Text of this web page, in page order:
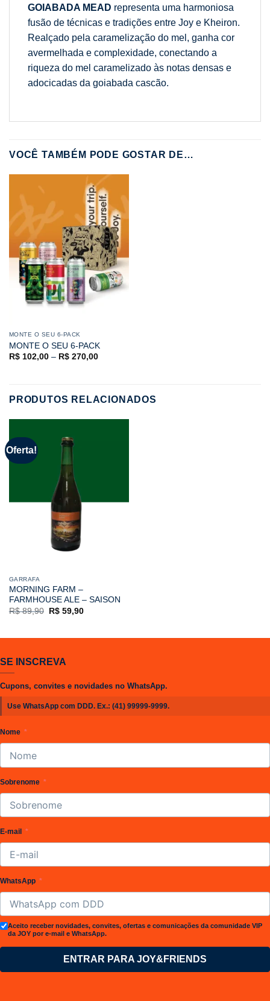
GOIABADA MEAD representa uma harmoniosa
fusão de técnicas e tradições entre Joy e Kheiron.
Realçado pela caramelização do mel, ganha cor
avermelhada e complexidade, conectando a
riqueza do mel caramelizado às notas densas e
adocicadas da goiabada cascão.
VOCÊ TAMBÉM PODE GOSTAR DE…
MONTE O SEU 6-PACK
MONTE O SEU 6-PACK
R$102,00– R$270,00
PRODUTOS RELACIONADOS
Oferta!
GARRAFA
MORNING FARM –
FARMHOUSE ALE – SAISON
R$89,90
O
R$59,90O
SE INSCREVA
Cupons, convites e novidades no WhatsApp.
Use WhatsApp com DDD. Ex.: (41) 99999-9999.
Nome
Sobrenome
E-mail
WhatsApp
Aceito receber novidades, convites, ofertas e comunicações da comunidade VIP
da JOY por e-mail e WhatsApp.
ENTRAR PARA JOY&FRIENDS